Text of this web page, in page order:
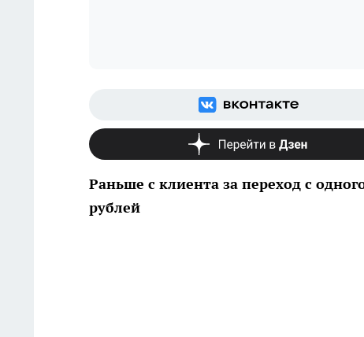
Раньше с клиента за переход с
рублей